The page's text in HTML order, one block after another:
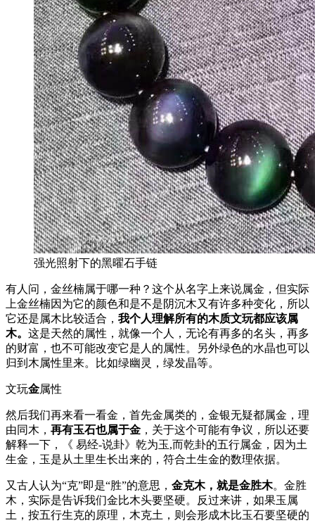
强光照射下的黑曜石手链
有人问，金丝楠属于哪一种？这个从名字上来说属金，但实际
上金丝楠因为它的颜色和是不是阴沉木又有许多种变化，所以
它还是属木比较适合， 我个人理解所有的木质文玩都应该属
木。 这是天然的属性，就像一个人，无论有再多的名头，再多
的财富，也不可能改变它是人的属性。另外绿色的水晶也可以
归到木属性里来。比如绿幽灵，绿发晶等。
文玩金属性
然后我们再来看一看金，首先金属类的，金银无疑都属金，理
由同木， 再有玉石也属于金 ，关于这个可能有争议，所以还要
解释一下，《 易经-说卦》乾为玉,而乾卦的五行属金，因为土
生金，玉是从土里生长出来的，符合土生金的数理依据。
又古人认为“克”即是“胜”的意思， 金克木，就是金胜木。金胜
木，实际是告诉我们金比木头要坚硬。反过来讲，如果玉属
土，按五行生克的原理，木克土，则会形成木比玉石要坚硬的